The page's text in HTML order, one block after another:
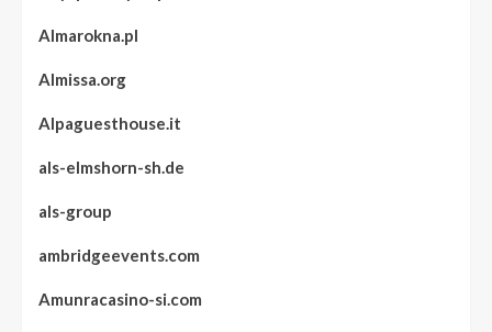
Almarokna.pl
Almissa.org
Alpaguesthouse.it
als-elmshorn-sh.de
als-group
ambridgeevents.com
Amunracasino-si.com